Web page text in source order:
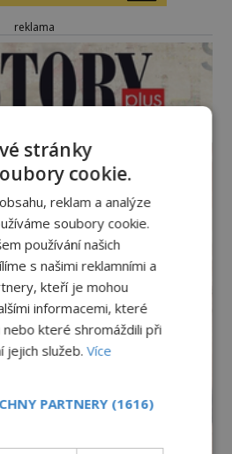
reklama
stránky
cookie.
reklam a analýze
soubory cookie.
používání našich
s našimi reklamními a
kteří je mohou
informacemi, které
které shromáždili při
jejich služeb.Více
PARTNERY (1616)